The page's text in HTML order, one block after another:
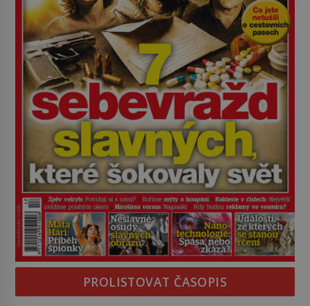
PROLISTOVAT ČASOPIS